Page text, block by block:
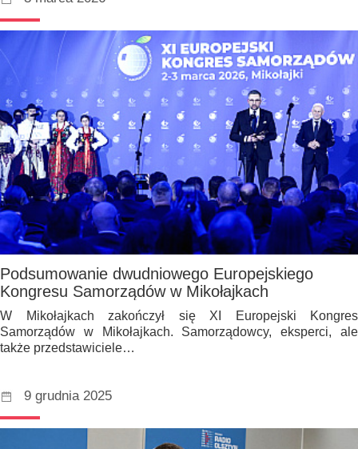
Podsumowanie dwudniowego Europejskiego
Kongresu Samorządów w Mikołajkach
W Mikołajkach zakończył się XI Europejski Kongres
Samorządów w Mikołajkach. Samorządowcy, eksperci, ale
także przedstawiciele…
9 grudnia 2025